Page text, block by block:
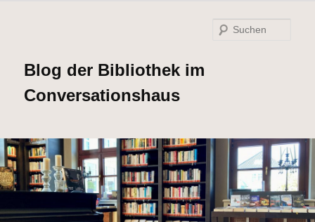
Blog der Bibliothek im
Conversationshaus